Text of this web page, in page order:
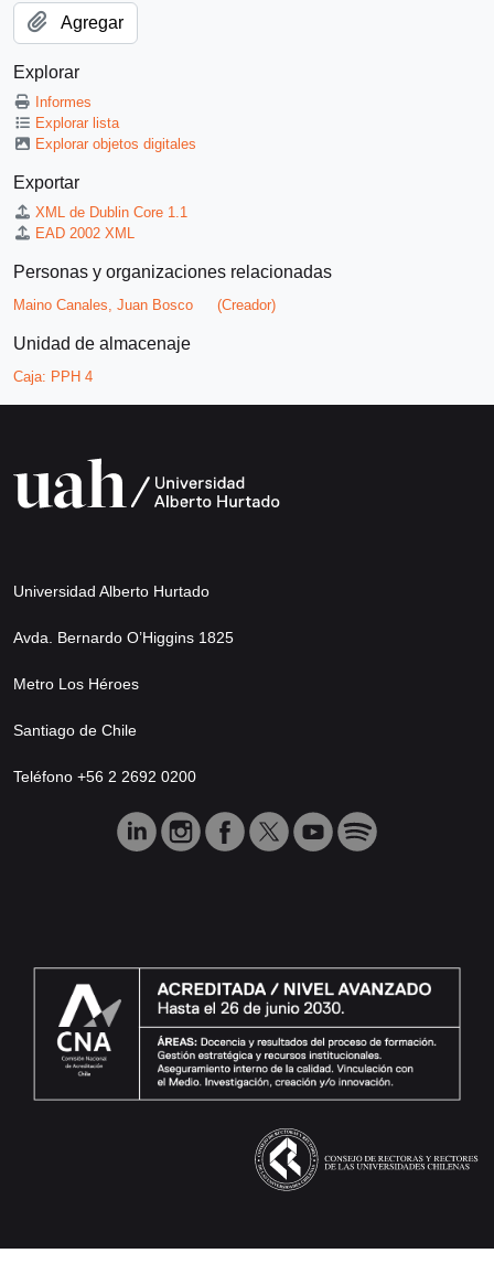
Agregar
Explorar
Informes
Explorar lista
Explorar objetos digitales
Exportar
XML de Dublin Core 1.1
EAD 2002 XML
Personas y organizaciones relacionadas
Maino Canales, Juan Bosco (Creador)
Unidad de almacenaje
Caja: PPH 4
Universidad Alberto Hurtado
Avda. Bernardo O’Higgins 1825
Metro Los Héroes
Santiago de Chile
Teléfono +56 2 2692 0200